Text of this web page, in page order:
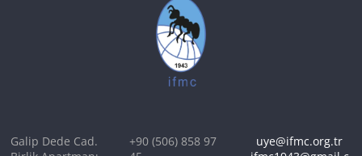
Galip Dede Cad.
+90 (506) 858 97
uye@ifmc.org.tr